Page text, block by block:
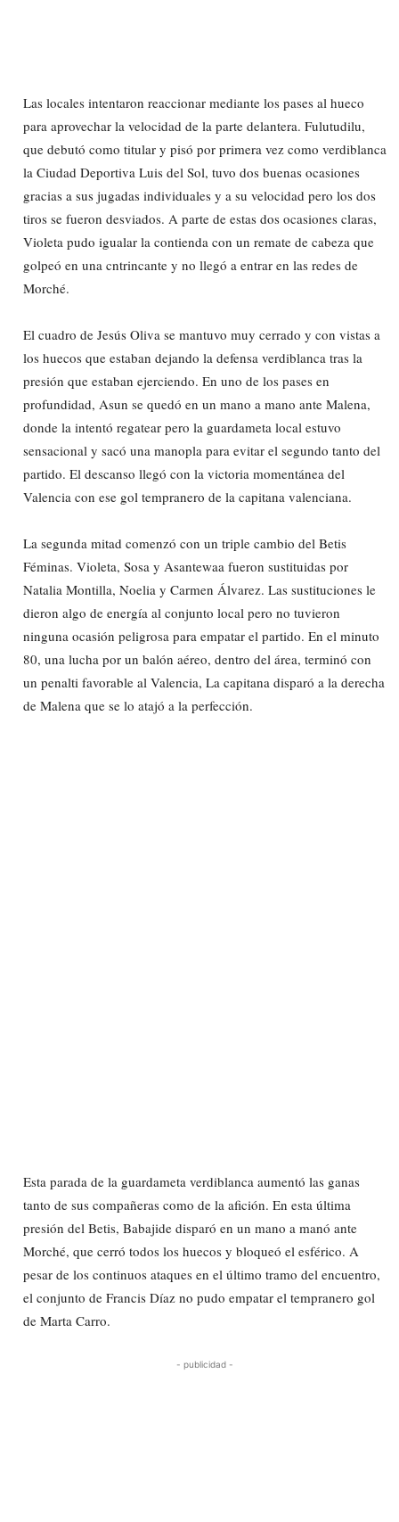
Las locales intentaron reaccionar mediante los pases al hueco
para aprovechar la velocidad de la parte delantera. Fulutudilu,
que debutó como titular y pisó por primera vez como verdiblanca
la Ciudad Deportiva Luis del Sol, tuvo dos buenas ocasiones
gracias a sus jugadas individuales y a su velocidad pero los dos
tiros se fueron desviados. A parte de estas dos ocasiones claras,
Violeta pudo igualar la contienda con un remate de cabeza que
golpeó en una cntrincante y no llegó a entrar en las redes de
Morché.
El cuadro de Jesús Oliva se mantuvo muy cerrado y con vistas a
los huecos que estaban dejando la defensa verdiblanca tras la
presión que estaban ejerciendo. En uno de los pases en
profundidad, Asun se quedó en un mano a mano ante Malena,
donde la intentó regatear pero la guardameta local estuvo
sensacional y sacó una manopla para evitar el segundo tanto del
partido. El descanso llegó con la victoria momentánea del
Valencia con ese gol tempranero de la capitana valenciana.
La segunda mitad comenzó con un triple cambio del Betis
Féminas. Violeta, Sosa y Asantewaa fueron sustituidas por
Natalia Montilla, Noelia y Carmen Álvarez. Las sustituciones le
dieron algo de energía al conjunto local pero no tuvieron
ninguna ocasión peligrosa para empatar el partido. En el minuto
80, una lucha por un balón aéreo, dentro del área, terminó con
un penalti favorable al Valencia, La capitana disparó a la derecha
de Malena que se lo atajó a la perfección.
Esta parada de la guardameta verdiblanca aumentó las ganas
tanto de sus compañeras como de la afición. En esta última
presión del Betis, Babajide disparó en un mano a manó ante
Morché, que cerró todos los huecos y bloqueó el esférico. A
pesar de los continuos ataques en el último tramo del encuentro,
el conjunto de Francis Díaz no pudo empatar el tempranero gol
de Marta Carro.
- publicidad -